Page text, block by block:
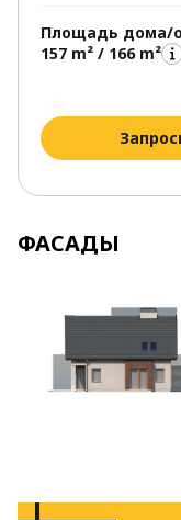
Площадь дома/
157 m² / 166 m²
ФАСАДЫ